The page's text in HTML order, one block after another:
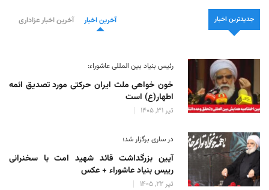
جدیدترین اخبار آخرین اخبار آخرین اخبار عزاداری
رئیس بنیاد بین المللی عاشوراء:
خون خواهی ملت ایران حرکتی مورد تصدیق ائمه
اطهار(ع) است
تیر 31, 1405
در ساری برگزار شد؛
آیین بزرگداشت قائد شهید امت با سخنرانی
رییس بنیاد عاشوراء + عکس
تیر 22, 1405